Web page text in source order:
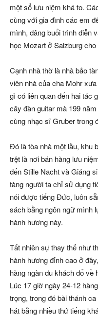
một sổ lưu niệm khá to.
cùng với gia đình các em
mình, dâng buổi trình diễn
học Mozart ở Salzburg cho
Cạnh nhà thờ là nhà bảo
viên nhà của cha Mohr
gì có liên quan đến hai tác
cây đàn guitar mà 199
cùng nhạc sĩ Gruber trong
Đó là tòa nhà một lầu, khu
trệt là nơi bán hàng lưu
đến Stille Nacht và Giáng
tàng người ta chỉ sử dụng
nói được tiếng Đức, luôn
sách bằng ngôn ngữ mình
hành hương này.
Tất nhiên sự thay thế như
hành hương đỉnh cao ở
hàng ngàn du khách đổ về
Lúc 17 giờ ngày 24-12
trọng, trong đó bài thánh
hát bằng nhiều thứ tiếng